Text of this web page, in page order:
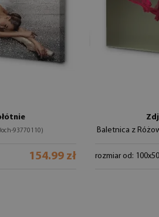
93770110)
154.99 zł
Baletnica z
rozmiar od: